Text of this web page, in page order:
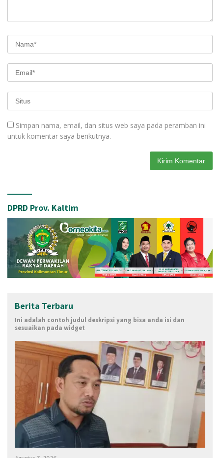
Simpan nama, email, dan situs web saya pada peramban ini
untuk komentar saya berikutnya.
DPRD Prov. Kaltim
Berita Terbaru
Ini adalah contoh judul deskripsi yang bisa anda isi dan
sesuaikan pada widget